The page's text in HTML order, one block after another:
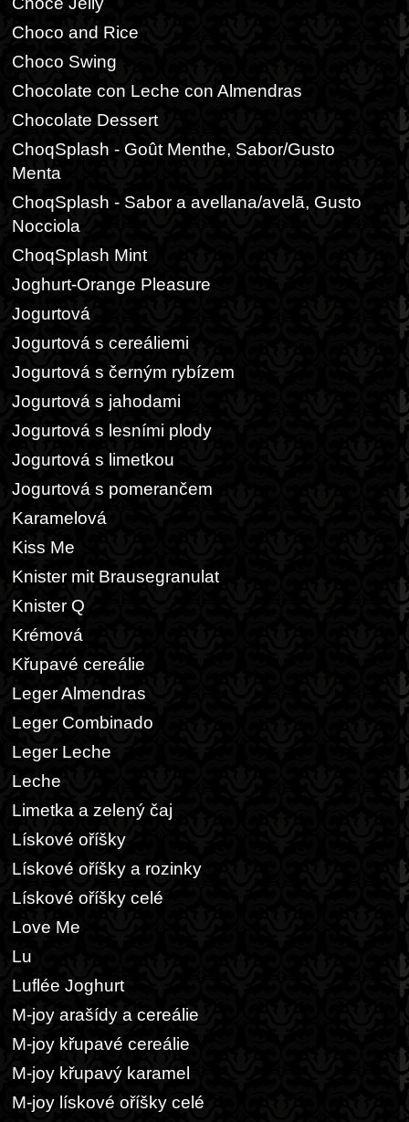
Choco and Rice
Choco Swing
Chocolate con Leche con Almendras
Chocolate Dessert
ChoqSplash - Goût Menthe, Sabor/Gusto
Menta
ChoqSplash - Sabor a avellana/avelã, Gusto
Nocciola
ChoqSplash Mint
Joghurt-Orange Pleasure
Jogurtová
Jogurtová s cereáliemi
Jogurtová s černým rybízem
Jogurtová s jahodami
Jogurtová s lesními plody
Jogurtová s limetkou
Jogurtová s pomerančem
Karamelová
Kiss Me
Knister mit Brausegranulat
Knister Q
Krémová
Křupavé cereálie
Leger Almendras
Leger Combinado
Leger Leche
Leche
Limetka a zelený čaj
Lískové oříšky
Lískové oříšky a rozinky
Lískové oříšky celé
Love Me
Lu
Luflée Joghurt
M-joy arašídy a cereálie
M-joy křupavé cereálie
M-joy křupavý karamel
M-joy lískové oříšky celé